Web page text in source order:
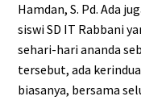
Hamdan, S. Pd. Ada
siswi SD IT Rabbani
sehari-hari ananda
tersebut, ada
biasanya, bersama